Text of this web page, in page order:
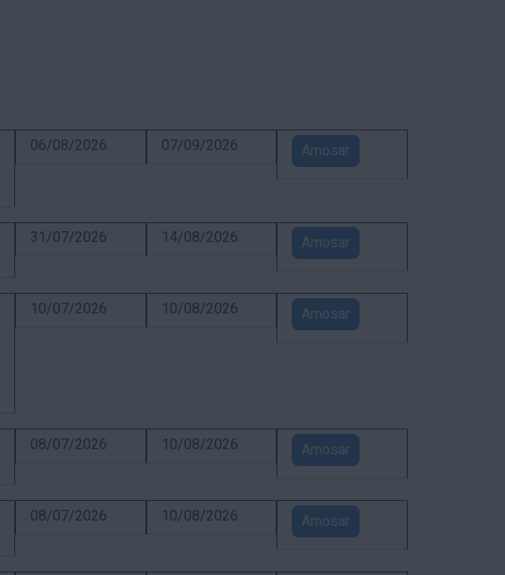
06/08/2026 07/09/2026 Amosar
31/07/2026 14/08/2026 Amosar
10/07/2026 10/08/2026 Amosar
08/07/2026 10/08/2026 Amosar
08/07/2026 10/08/2026 Amosar